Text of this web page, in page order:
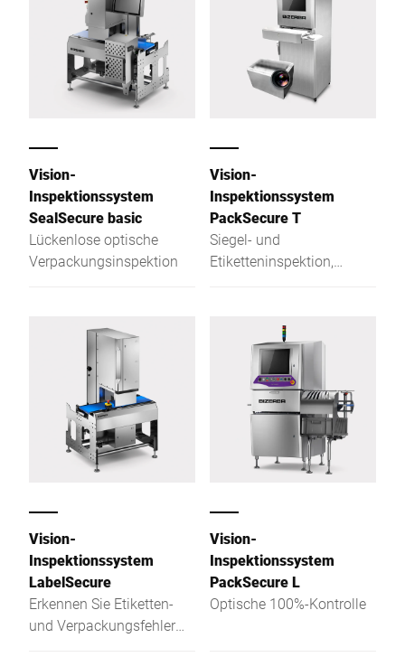
Vision-
Inspektionssystem
SealSecure basic
Lückenlose optische
Verpackungsinspektion
Vision-
Inspektionssystem
PackSecure T
Siegel- und
Etiketteninspektion,
Vision-
Inspektionssystem
LabelSecure
Erkennen Sie Etiketten-
und Verpackungsfehler
Vision-
Inspektionssystem
PackSecure L
Optische 100%-Kontrolle